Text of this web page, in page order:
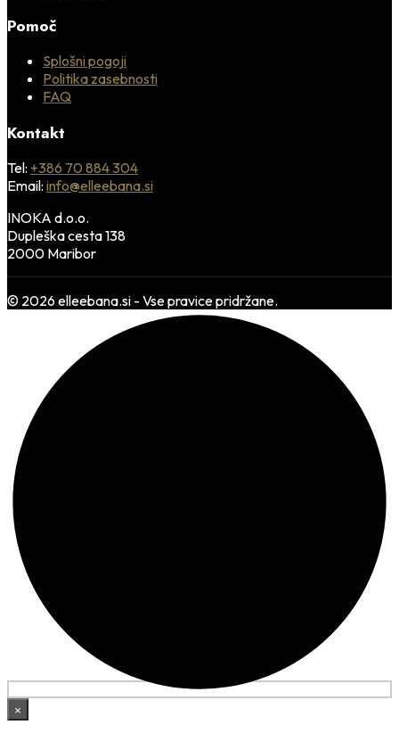
Pomoč
Splošni pogoji
Politika zasebnosti
FAQ
Kontakt
Tel: +386 70 884 304
Email: info@elleebana.si
INOKA d.o.o.
Dupleška cesta 138
2000 Maribor
© 2026 elleebana.si - Vse pravice pridržane.
×